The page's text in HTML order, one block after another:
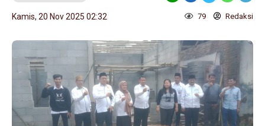
Kamis, 20 Nov 2025 02:32 79 Redaksi